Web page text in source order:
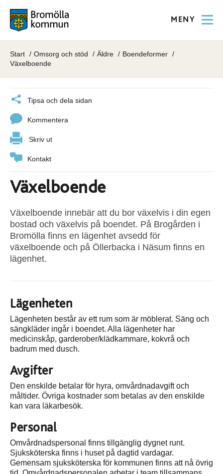
MENY
Start Omsorg och stöd Äldre
Boendeformer
Växelboende
Tipsa och dela sidan
Kommentera
Skriv ut
Kontakt
Växelboende
Växelboende innebär att du bor växelvis i din egen
bostad och växelvis på boendet. På Brogården i
Bromölla finns en lägenhet avsedd för
växelboende och på Öllerbacka i Näsum finns en
lägenhet.
Lägenheten
Lägenheten består av ett rum som är möblerat. Säng och
sängkläder ingår i boendet. Alla lägenheter har
medicinskåp, garderober/klädkammare, kokvrå och
badrum med dusch.
Avgifter
Den enskilde betalar för hyra, omvårdnadavgift och
måltider. Övriga kostnader som betalas av den enskilde
kan vara läkarbesök.
Personal
Omvårdnadspersonal finns tillgänglig dygnet runt.
Sjuksköterska finns i huset på dagtid vardagar.
Gemensam sjuksköterska för kommunen finns att nå övrig